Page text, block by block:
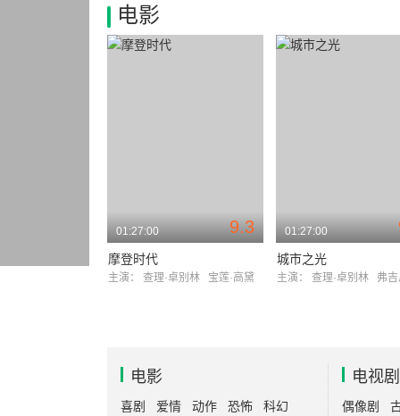
电影
9.3
01:27:00
摩登时代
主演： 查理·卓别林 宝莲·高黛
01:27:00
城市之光
主演： 查理·卓别林 弗吉尼
电影
喜剧 爱情 动作 恐怖 科幻
电视剧
偶像剧